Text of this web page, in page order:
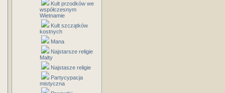
Kult przodków we
współczesnym
Wietnamie
Kult szczątków
kostnych
Mana
Najstarsze religie
Malty
Najstasze religie
Partycypacja
mistyczna